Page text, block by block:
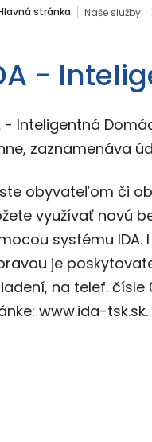
stránka Naše služby
-
- Inteligentná
zaznamenáva
obyvateľom či
využívať novú
systému IDA.
je
na telef. čísle
www.ida-tsk.sk.